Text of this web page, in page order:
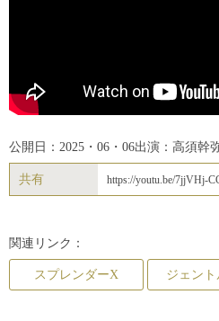
公開日：2025・06・06出演：高須幹
共有 https://youtu.be/7jjVHj-
関連リンク：
スプレンダーX ジェン